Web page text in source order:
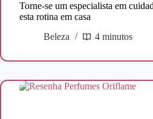
Torne-se um especialista em
esta rotina em casa
Beleza
4 minutos